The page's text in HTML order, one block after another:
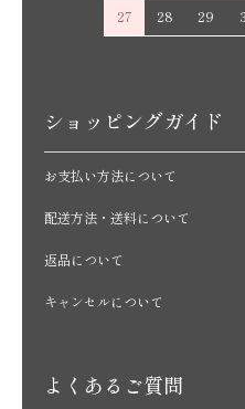
27
28 29
ショッピングガイド
お支払い方法について
配送方法・送料について
返品について
キャンセルについて
よくあるご質問